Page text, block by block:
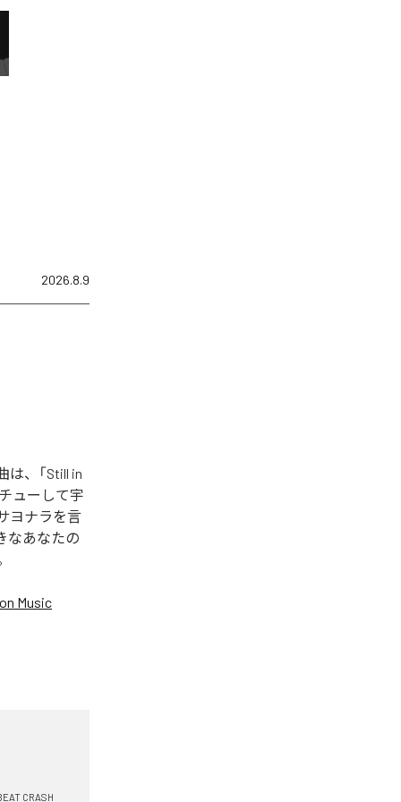
2026.8.9
は、「Still in
チューして宇
サヨナラを言
なあなたの
Music
CRASH